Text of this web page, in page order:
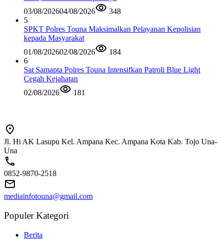
03/08/202604/08/2026
348
5
SPKT Polres Touna Maksimalkan Pelayanan Kepolisian
kepada Masyarakat
01/08/202602/08/2026
184
6
Sat Samapta Polres Touna Intensifkan Patroli Blue Light
Cegah Kejahatan
02/08/2026
181
Jl. Hi AK Lasupu Kel. Ampana Kec. Ampana Kota Kab. Tojo Una-
Una
0852-9870-2518
mediainfotouna@gmail.com
Populer Kategori
Berita